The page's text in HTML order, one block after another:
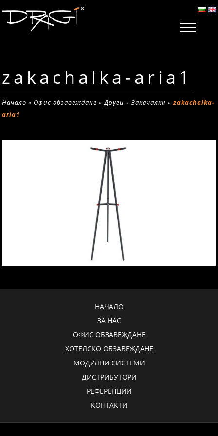
zakachalka-aria1
Начало » Офис обзавеждане »Други »Закачалки »zakachalka-
aria1
НАЧАЛО
ЗА НАС
ОФИС ОБЗАВЕЖДАНЕ
ХОТЕЛСКО ОБЗАВЕЖДАНЕ
МОДУЛНИ СИСТЕМИ
ДИСТРИБУТОРИ
РЕФЕРЕНЦИИ
КОНТАКТИ